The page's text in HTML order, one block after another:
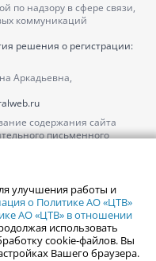
по надзору в сфере связи,
коммуникаций
решения о регистрации:
Аркадьевна,
содержания сайта
письменного
по тел.
разделе «Афиша»
сайта
персональных данных
улучшения работы и
о Политике АО «ЦТВ»
АО «ЦТВ» в отношении
использовать
cookie-файлов. Вы
Вашего браузера.